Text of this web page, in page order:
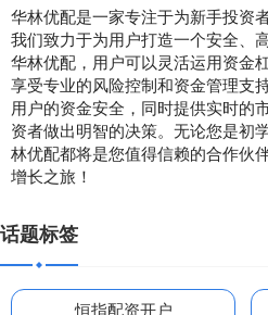
华林优配是一家专注于为新手投资
我们致力于为用户打造一个安全、
华林优配，用户可以灵活运用资金
享受专业的风险控制和资金管理支
用户的资金安全，同时提供实时的
资者做出明智的决策。无论您是初
林优配都将是您值得信赖的合作伙
增长之旅！
话题标签
恒指配资开户